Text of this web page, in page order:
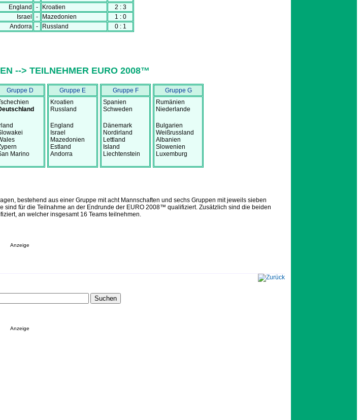
England - Kroatien
2 : 3
Israel - Mazedonien
1 : 0
Andorra - Russland 0 : 1
--> TEILNEHMER EURO 2008™
Gruppe D
Marino
Gruppe E
Kroatien
Russland
England
Israel
Mazedonien
Estland
Andorra
Gruppe F
Spanien
Schweden
Dänemark
Nordirland
Lettland
Island
Liechtenstein
Gruppe G
Rumänien
Niederlande
Bulgarien
Weißrussland
Albanien
Slowenien
Luxemburg
bestehend aus einer Gruppe mit acht Mannschaften und sechs Gruppen mit jeweils sieben
für die Teilnahme an der Endrunde der EURO 2008™ qualifiziert. Zusätzlich sind die beiden
an welcher insgesamt 16 Teams teilnehmen.
Anzeige
Anzeige